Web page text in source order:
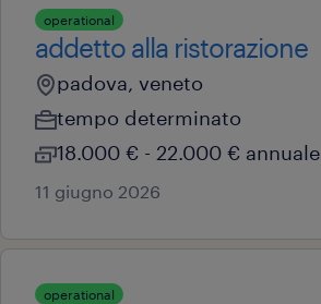
operational
addetto alla ristorazione
padova, veneto
tempo determinato
18.000 € - 22.000 € annuale
11 giugno 2026
operational